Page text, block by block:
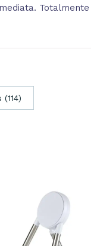
Totalmente